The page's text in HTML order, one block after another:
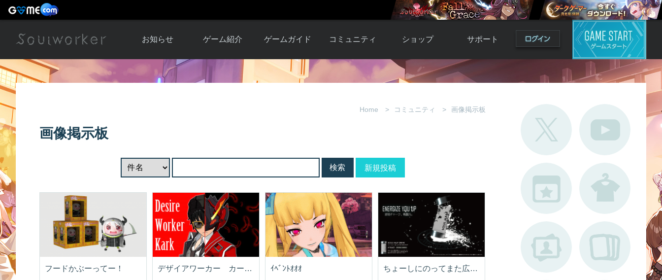
お知らせ
お知らせ一覧
ゲーム紹介
ソウルワーカー
アップデート履
歴
ゲームガイド
ガイド総合もく
コミュニティ
自由掲示板
画像掲示板
ショップ
Y.Pの購入
アイテムカタロ
サポート
よくある質問
不具合対応状況
Home コミュニティ 画像掲示板
画像掲示板
新規投稿
フードかぶーってー！ デザイアワーカー カーくん ｲﾍﾞﾝﾄｵｵｵ ちょーしにのってまた広告(*´ω｀*)